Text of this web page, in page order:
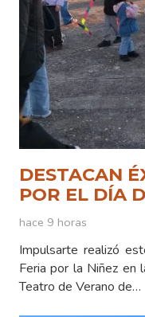
DESTACAN
POR EL DÍA
hace 9 horas
Impulsarte realizó
Feria por la Niñez en
Teatro de Verano de…